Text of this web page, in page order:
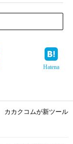
Hatena
カカクコムが新ツール